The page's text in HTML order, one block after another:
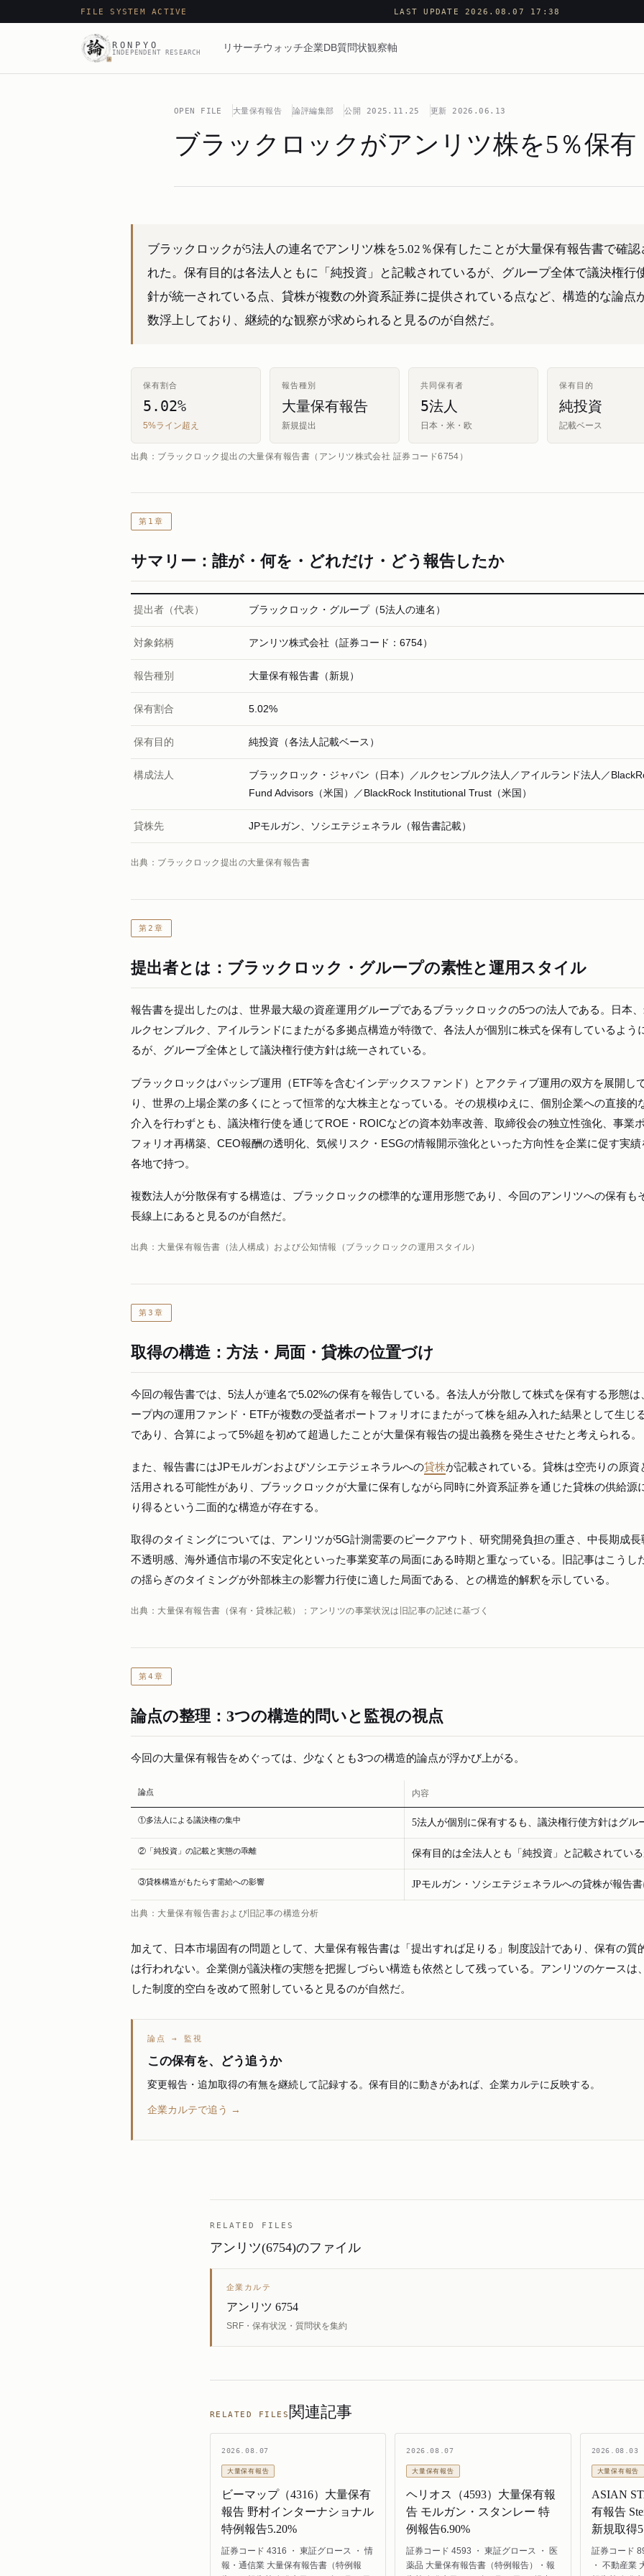
FILE SYSTEM ACTIVE LAST UPDATE 2026.08.07 17:38
RONPYO
INDEPENDENT RESEARCH リサーチウォッチ企業DB質問状観察軸
OPEN FILE 大量保有報告 論評編集部 公開 2025.11.25 更新 2026.06.13
ブラックロックがアンリツ株を5％保有
ブラックロックが5法人の連名でアンリツ株を5.02％保有したことが大量保有報告書で確認
れた。保有目的は各法人ともに「純投資」と記載されているが、グループ全体で議決権行
針が統一されている点、貸株が複数の外資系証券に提供されている点など、構造的な論点
数浮上しており、継続的な観察が求められると見るのが自然だ。
保有割合
5.02%
5%ライン超え
報告種別
大量保有報告
新規提出
共同保有者
5法人
日本・米・欧
保有目的
純投資
記載ベース
出典：ブラックロック提出の大量保有報告書（アンリツ株式会社 証券コード6754）
第1章
サマリー：誰が・何を・どれだけ・どう報告したか
提出者（代表） ブラックロック・グループ（5法人の連名）
対象銘柄 アンリツ株式会社（証券コード：6754）
報告種別 大量保有報告書（新規）
保有割合 5.02%
保有目的 純投資（各法人記載ベース）
構成法人
ブラックロック・ジャパン（日本）／ルクセンブルク法人／アイルランド法人／
Fund Advisors（米国）／BlackRock Institutional Trust（米国）
貸株先 JPモルガン、ソシエテジェネラル（報告書記載）
出典：ブラックロック提出の大量保有報告書
第2章
提出者とは：ブラックロック・グループの素性と運用スタイル
報告書を提出したのは、世界最大級の資産運用グループであるブラックロックの5つの法人である。日本
ルクセンブルク、アイルランドにまたがる多拠点構造が特徴で、各法人が個別に株式を保有しているよう
るが、グループ全体として議決権行使方針は統一されている。
ブラックロックはパッシブ運用（ETF等を含むインデックスファンド）とアクティブ運用の双方を展開し
り、世界の上場企業の多くにとって恒常的な大株主となっている。その規模ゆえに、個別企業への直接的
介入を行わずとも、議決権行使を通じてROE・ROICなどの資本効率改善、取締役会の独立性強化、事業
フォリオ再構築、CEO報酬の透明化、気候リスク・ESGの情報開示強化といった方向性を企業に促す実績
各地で持つ。
複数法人が分散保有する構造は、ブラックロックの標準的な運用形態であり、今回のアンリツへの保有も
長線上にあると見るのが自然だ。
出典：大量保有報告書（法人構成）および公知情報（ブラックロックの運用スタイル）
第3章
取得の構造：方法・局面・貸株の位置づけ
今回の報告書では、5法人が連名で5.02%の保有を報告している。各法人が分散して株式を保有する形態は
ープ内の運用ファンド・ETFが複数の受益者ポートフォリオにまたがって株を組み入れた結果として生じ
であり、合算によって5%超を初めて超過したことが大量保有報告の提出義務を発生させたと考えられる。
また、報告書にはJPモルガンおよびソシエテジェネラルへの貸株が記載されている。貸株は空売りの原資
活用される可能性があり、ブラックロックが大量に保有しながら同時に外資系証券を通じた貸株の供給源
り得るという二面的な構造が存在する。
取得のタイミングについては、アンリツが5G計測需要のピークアウト、研究開発負担の重さ、中長期成長
不透明感、海外通信市場の不安定化といった事業変革の局面にある時期と重なっている。旧記事はこうし
の揺らぎのタイミングが外部株主の影響力行使に適した局面である、との構造的解釈を示している。
出典：大量保有報告書（保有・貸株記載）；アンリツの事業状況は旧記事の記述に基づく
第4章
論点の整理：3つの構造的問いと監視の視点
今回の大量保有報告をめぐっては、少なくとも3つの構造的論点が浮かび上がる。
論点 内容
①多法人による議決権の集中 5法人が個別に保有するも、議決権行使方針はグ
②「純投資」の記載と実態の乖離 保有目的は全法人とも「純投資」と記載されてい
③貸株構造がもたらす需給への影響 JPモルガン・ソシエテジェネラルへの貸株が報告
出典：大量保有報告書および旧記事の構造分析
加えて、日本市場固有の問題として、大量保有報告書は「提出すれば足りる」制度設計であり、保有の質
は行われない。企業側が議決権の実態を把握しづらい構造も依然として残っている。アンリツのケースは
した制度的空白を改めて照射していると見るのが自然だ。
論点 → 監視
この保有を、どう追うか
変更報告・追加取得の有無を継続して記録する。保有目的に動きがあれば、企業カルテに反映する。
企業カルテで追う →
RELATED FILES
アンリツ(6754)のファイル
企業カルテ
アンリツ 6754
SRF・保有状況・質問状を集約
RELATED FILES 関連記事
2026.08.07
大量保有報告
ビーマップ（4316）大量保有
報告 野村インターナショナル
特例報告5.20%
証券コード 4316 ・ 東証グロース ・ 情
報・通信業 大量保有報告書（特例報
2026.08.07
大量保有報告
ヘリオス（4593）大量保有報
告 モルガン・スタンレー 特
例報告6.90%
証券コード 4593 ・ 東証グロース ・ 医
薬品 大量保有報告書（特例報告）・報
2026.08.03
大量保有報告
ASIAN
有報告
新規取得
証券コード
・ 不動産業